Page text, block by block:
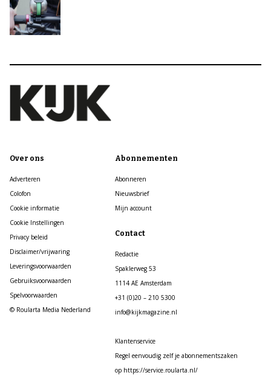
Over ons
Adverteren
Colofon
Cookie informatie
Cookie Instellingen
Privacy beleid
Disclaimer/vrijwaring
Leveringsvoorwaarden
Gebruiksvoorwaarden
Spelvoorwaarden
© Roularta Media Nederland
Abonnementen
Abonneren
Nieuwsbrief
Mijn account
Contact
Redactie
Spaklerweg 53
1114 AE Amsterdam
+31 (0)20 – 210 5300
info@kijkmagazine.nl
Klantenservice
Regel eenvoudig zelf je abonnementszaken
op https://service.roularta.nl/